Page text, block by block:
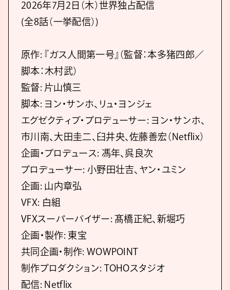
2026年7月2日（木）世界独占配信
(全8話（一挙配信）)
原作: 『ガス人間第一号』（監督：本多猪四郎／
脚本：木村武）
監督: 片山慎三
脚本: ヨン・サンホ、リュ・ヨンジェ
エグゼクティブ・プロデューサー: ヨン・サンホ、
市川南、大田圭二、臼井央、佐藤善宏（Netflix）
企画・プロデュース: 馮年、呉良次
プロデューサー: 小野田壮吉、ヤン・ユミン
企画: 山内章弘
VFX: 白組
VFXスーパーバイザー: 髙橋正紀、新堀巧
企画・製作: 東宝
共同企画・制作: WOWPOINT
制作プロダクション: TOHOスタジオ
配信: Netflix